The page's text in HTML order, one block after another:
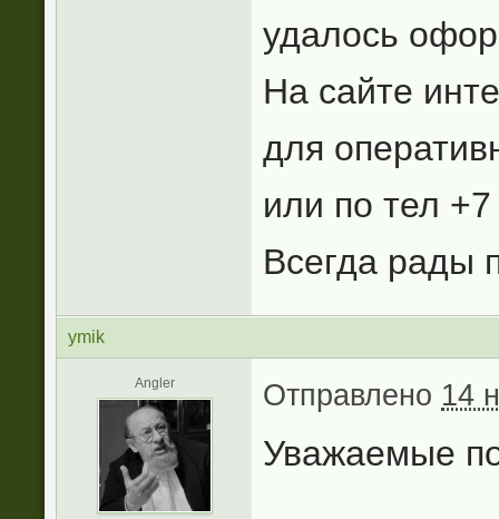
удалось
На сайте
для
или по тел
Всегда рады
ymik
Angler Отправлено 14
Уважаемые